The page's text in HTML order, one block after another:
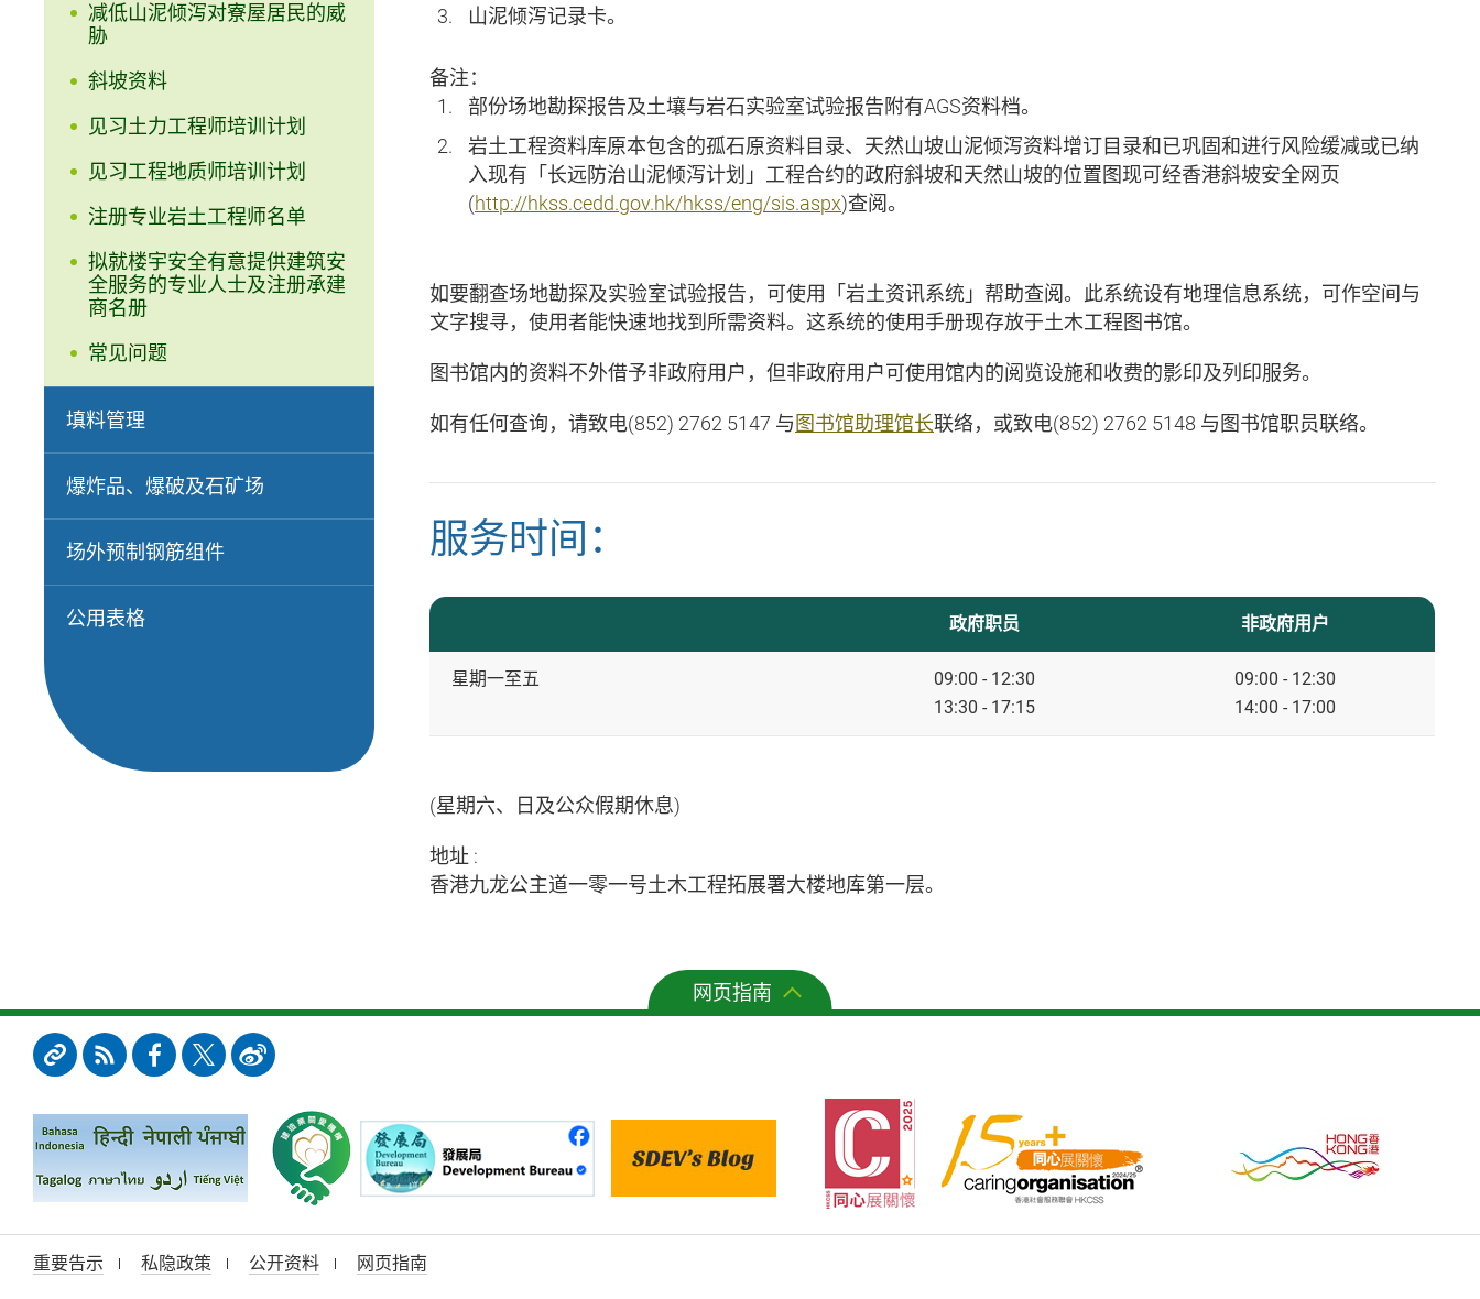
减低山泥倾泻对寮屋居民的威
胁
斜坡资料
见习土力工程师培训计划
见习工程地质师培训计划
注册专业岩土工程师名单
拟就楼宇安全有意提供建筑安
全服务的专业人士及注册承建
商名册
常见问题
填料管理
爆炸品、爆破及石矿场
场外预制钢筋组件
公用表格
山泥倾泻记录卡。
备注：
部份场地勘探报告及土壤与岩石实验室试验报告附有AGS资料档。
岩土工程资料库原本包含的孤石原资料目录、天然山坡山泥倾泻资料增订目录和已巩固和进行风险缓减或已纳
入现有「长远防治山泥倾泻计划」工程合约的政府斜坡和天然山坡的位置图现可经香港斜坡安全网页
(http://hkss.cedd.gov.hk/hkss/eng/sis.aspx)查阅。
如要翻查场地勘探及实验室试验报告，可使用「岩土资讯系统」帮助查阅。此系统设有地理信息系统，可作空间与
文字搜寻，使用者能快速地找到所需资料。这系统的使用手册现存放于土木工程图书馆。
图书馆内的资料不外借予非政府用户，但非政府用户可使用馆内的阅览设施和收费的影印及列印服务。
如有任何查询，请致电(852) 2762 5147 与 图书馆助理馆长联络，或致电(852) 2762 5148 与图书馆职员联络。
服务时间：
政府职员 非政府用户
星期一至五
09:00 - 12:30
13:30 - 17:15
09:00 - 12:30
14:00 - 17:00
(星期六、日及公众假期休息)
地址 :
香港九龙公主道一零一号土木工程拓展署大楼地库第一层。
网页指南
重要告示 私隐政策 公开资料 网页指南